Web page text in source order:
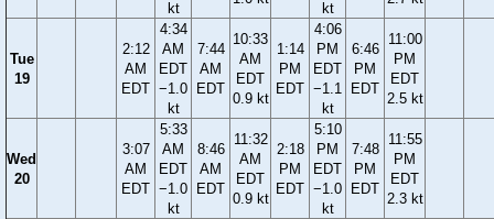
kt
kt
Tue
19
2:12
AM
EDT
4:34
AM
EDT
−1.0
kt
7:44
AM
EDT
10:33
AM
EDT
0.9 kt
1:14
PM
EDT
4:06
PM
EDT
−1.1
kt
6:46
PM
EDT
11:00
PM
EDT
2.5 kt
Wed
20
3:07
AM
EDT
5:33
AM
EDT
−1.0
kt
8:46
AM
EDT
11:32
AM
EDT
0.9 kt
2:18
PM
EDT
5:10
PM
EDT
−1.0
kt
7:48
PM
EDT
11:55
PM
EDT
2.3 kt